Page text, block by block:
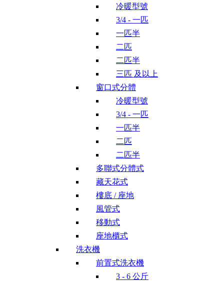
冷暖型號
3/4 - 一匹
一匹半
二匹
二匹半
三匹 及以上
窗口式分體
冷暖型號
3/4 - 一匹
一匹半
二匹
二匹半
多聯式分體式
藏天花式
樓底 / 座地
風管式
移動式
座地櫃式
洗衣機
前置式洗衣機
3 - 6 公斤